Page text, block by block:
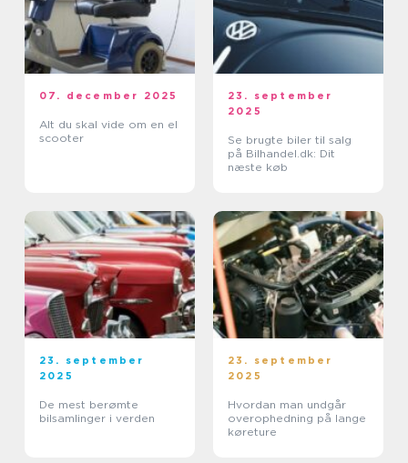
07. december 2025
Alt du skal vide om en el
scooter
23. september
2025
Se brugte biler til salg
på Bilhandel.dk: Dit
næste køb
23. september
2025
De mest berømte
bilsamlinger i verden
23. september
2025
Hvordan man undgår
overophedning på lange
køreture